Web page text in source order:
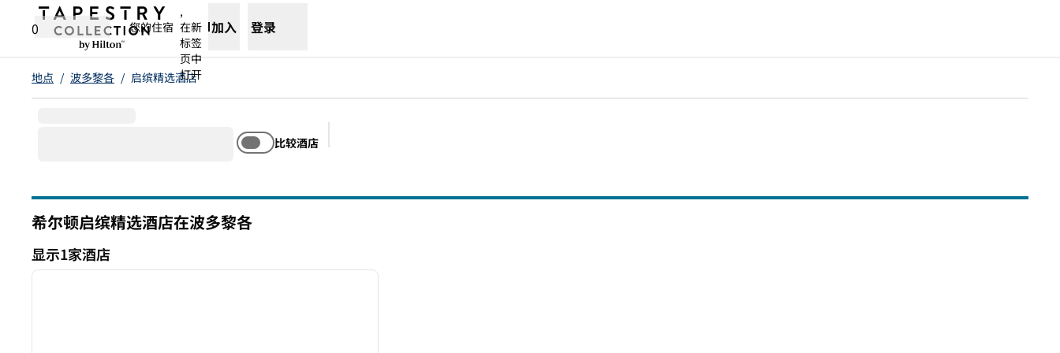
跳转至内容
0
您的住宿
,
在新
标签
页中
打开
加入 登录
地点 / 波多黎各 / 启缤精选酒店
比较酒店
希尔顿启缤精选酒店在波多黎各
显示1家酒店
显示1家酒店
1/12
下一张图片